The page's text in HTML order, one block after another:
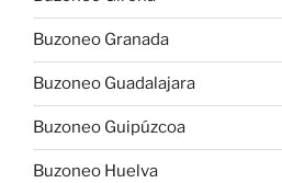
Buzoneo Granada
Buzoneo Guadalajara
Buzoneo Guipúzcoa
Buzoneo Huelva